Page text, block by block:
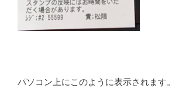
パソコン上にこのように表示されます。